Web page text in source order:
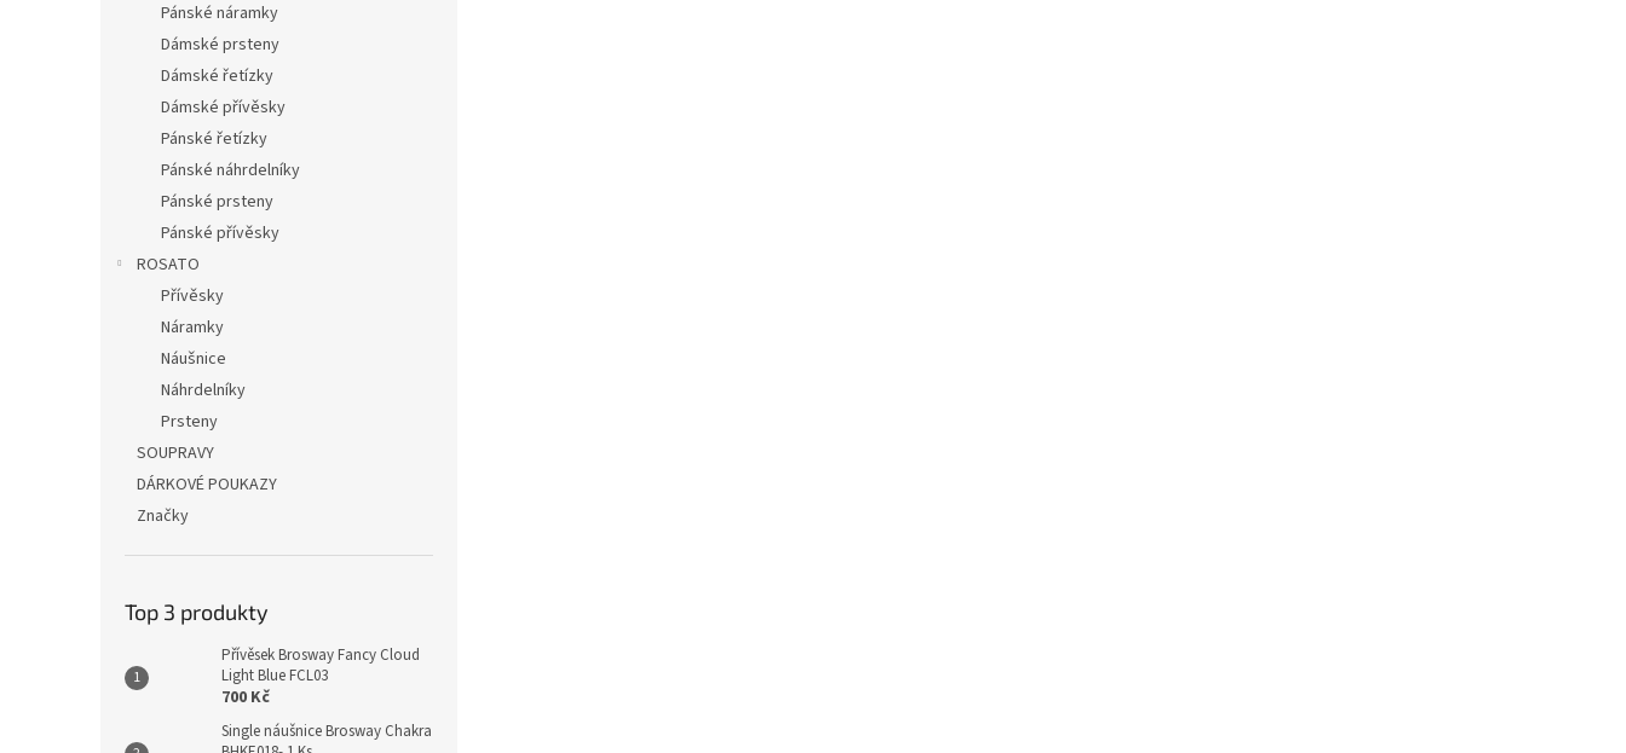
Pánské náramky
Dámské prsteny
Dámské řetízky
Dámské přívěsky
Pánské řetízky
Pánské náhrdelníky
Pánské prsteny
Pánské přívěsky
ROSATO
Přívěsky
Náramky
Náušnice
Náhrdelníky
Prsteny
SOUPRAVY
DÁRKOVÉ POUKAZY
Značky
Top 3 produkty
Přívěsek Brosway Fancy Cloud
Light Blue FCL03
700 Kč
Single náušnice Brosway Chakra